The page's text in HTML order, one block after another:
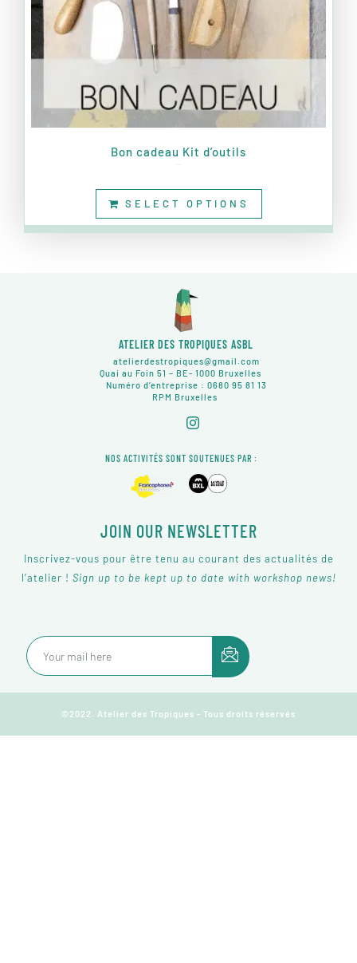
Bon cadeau Kit d’outils
SELECT OPTIONS
ATELIER DES TROPIQUES ASBL
atelierdestropiques@gmail.com
Quai au Foin 51 – BE- 1000 Bruxelles
Numéro d’entreprise : 0680 95 81 13
RPM Bruxelles
NOS ACTIVITÉS SONT SOUTENUES PAR :
JOIN OUR NEWSLETTER
Inscrivez-vous pour être tenu au courant des actualités de
l’atelier ! Sign up to be kept up to date with workshop news!
©2022. Atelier des Tropiques - Tous droits réservés